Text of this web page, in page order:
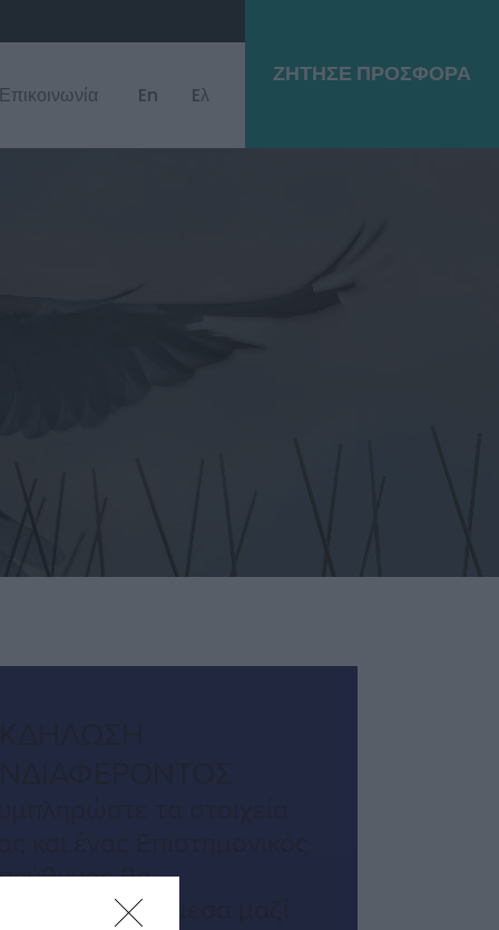
Επικοινωνία En Eλ
ΖΗΤΗΣΕ ΠΡΟΣΦΟΡΑ
θα
άμεσα μαζί